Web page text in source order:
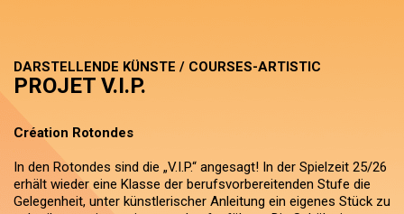
DARSTELLENDE KÜNSTE / COURSES-ARTISTIC
PROJET V.I.P.
Création Rotondes
In den Rotondes sind die „V.I.P.“ angesagt! In der Spielzeit 25/26
erhält wieder eine Klasse der berufsvorbereitenden Stufe die
Gelegenheit, unter künstlerischer Anleitung ein eigenes Stück zu